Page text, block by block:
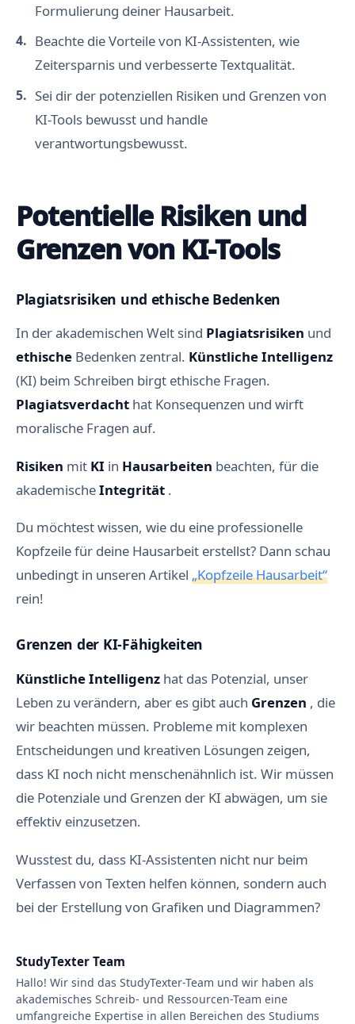
Formulierung deiner Hausarbeit.
Beachte die Vorteile von KI-Assistenten, wie
Zeitersparnis und verbesserte Textqualität.
Sei dir der potenziellen Risiken und Grenzen von
KI-Tools bewusst und handle
verantwortungsbewusst.
Potentielle Risiken und
Grenzen von KI-Tools
Plagiatsrisiken und ethische Bedenken
In der akademischen Welt sind Plagiatsrisiken und
ethische Bedenken zentral. Künstliche Intelligenz
(KI) beim Schreiben birgt ethische Fragen.
Plagiatsverdacht hat Konsequenzen und wirft
moralische Fragen auf.
Risiken mit KI in Hausarbeiten beachten, für die
akademischeIntegrität .
Du möchtest wissen, wie du eine professionelle
Kopfzeile für deine Hausarbeit erstellst? Dann schau
unbedingt in unseren Artikel „Kopfzeile Hausarbeit“
rein!
Grenzen der KI-Fähigkeiten
KünstlicheIntelligenz hat das Potenzial, unser
Leben zu verändern, aber es gibt auch Grenzen , die
wir beachten müssen. Probleme mit komplexen
Entscheidungen und kreativen Lösungen zeigen,
dass KI noch nicht menschenähnlich ist. Wir müssen
die Potenziale und Grenzen der KI abwägen, um sie
effektiv einzusetzen.
Wusstest du, dass KI-Assistenten nicht nur beim
Verfassen von Texten helfen können, sondern auch
bei der Erstellung von Grafiken und Diagrammen?
StudyTexter Team
Hallo! Wir sind das StudyTexter-Team und wir haben als
akademisches Schreib- und Ressourcen-Team eine
umfangreiche Expertise in allen Bereichen des Studiums